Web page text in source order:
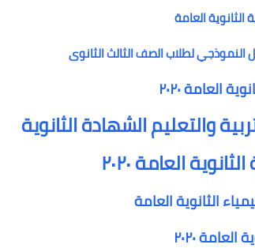
العامة
العامة ٢٠٢٠
والتعليم الشهادة الثانوية
العامة ٢٠٢٠
الثانوية العامة
٢٠٢٠